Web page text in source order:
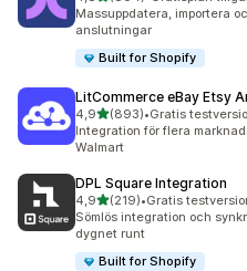
804 recensioner totalt
Massuppdatera, importera
anslutningar
Built for Shopify
LitCommerce eBay Etsy
4,9av 5 stjärnor
(893)
893 recensioner totalt
•Gratis
Integration för flera
Walmart
DPL Square Integration
4,9av 5 stjärnor
(219)
219 recensioner totalt
•Gratis
Sömlös integration och
dygnet runt
Built for Shopify